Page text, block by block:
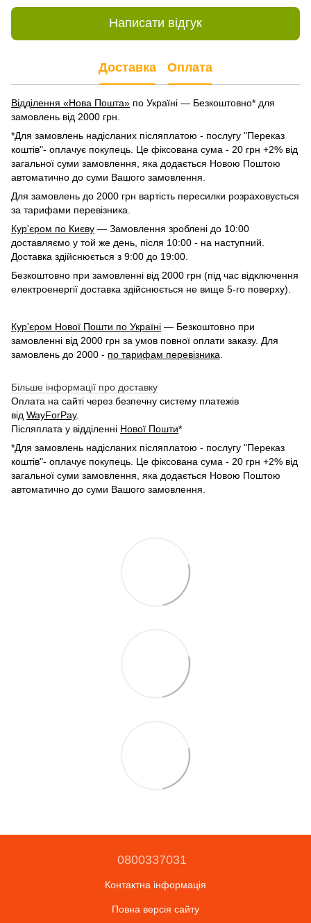
Написати відгук
Доставка Оплата
Відділення «Нова Пошта» по Україні — Безкоштовно* для
замовлень від 2000 грн.
*Для замовлень надісланих післяплатою - послугу "Переказ
коштів"- оплачує покупець. Це фіксована сума - 20 грн +2% від
загальної суми замовлення, яка додається Новою Поштою
автоматично до суми Вашого замовлення.
Для замовлень до 2000 грн вартість пересилки розраховується
за тарифами перевізника.
Кур'єром по Києву — Замовлення зроблені до 10:00
доставляємо у той же день, після 10:00 - на наступний.
Доставка здійснюється з 9:00 до 19:00.
Безкоштовно при замовленні від 2000 грн (під час відключення
електроенергії доставка здійснюється не вище 5-го поверху).
Кур'єром Нової Пошти по Україні — Безкоштовно при
замовленні від 2000 грн за умов повної оплати заказу. Для
замовлень до 2000 - по тарифам перевізника
Більше інформації про доставку
Оплата на сайті через безпечну систему платежів
від WayForPay.
Післяплата у відділенні Нової Пошти*
*Для замовлень надісланих післяплатою - послугу "Переказ
коштів"- оплачує покупець. Це фіксована сума - 20 грн +2% від
загальної суми замовлення, яка додається Новою Поштою
автоматично до суми Вашого замовлення.
0800337031
Контактна інформація
Повна версія сайту